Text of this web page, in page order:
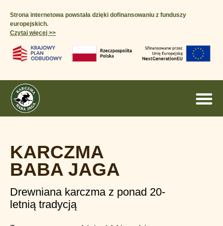
Strona internetowa powstała dzięki dofinansowaniu z funduszy
europejskich.
Czytaj więcej >>​
KARCZMA
BABA JAGA
Drewniana karczma z ponad 20-
letnią tradycją